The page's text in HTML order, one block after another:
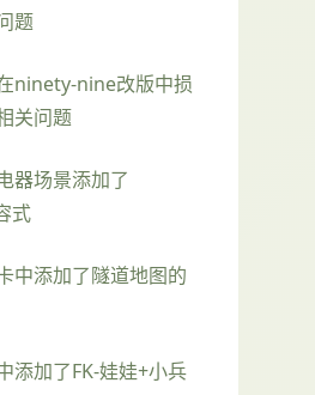
题
ninety-nine改版中损
关问题
器场景添加了
式
中添加了隧道地图的
添加了FK-娃娃+小兵